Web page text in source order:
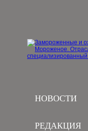
НОВОСТИ
РЕДАКЦИЯ